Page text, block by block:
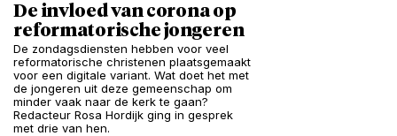
De invloed van corona op
reformatorische jongeren
De zondagsdiensten hebben voor veel
reformatorische christenen plaatsgemaakt
voor een digitale variant. Wat doet het met
de jongeren uit deze gemeenschap om
minder vaak naar de kerk te gaan?
Redacteur Rosa Hordijk ging in gesprek
met drie van hen.